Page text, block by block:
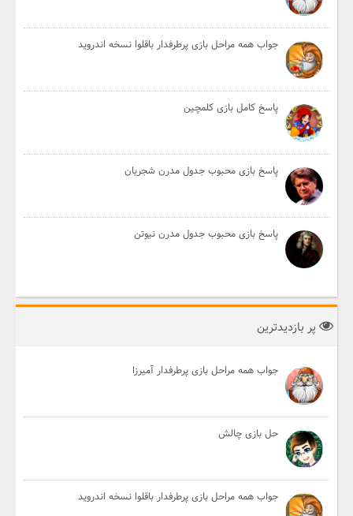
جواب همه مراحل بازی پرطرفدار باقلوا نسخه اندروید
پاسخ کامل بازی کلمچین
پاسخ بازی محبوب جدول مدرن شجریان
پاسخ بازی محبوب جدول مدرن نیوتن
پر بازدیدترین
جواب همه مراحل بازی پرطرفدار آمیرزا
حل بازی چالش
جواب همه مراحل بازی پرطرفدار باقلوا نسخه اندروید